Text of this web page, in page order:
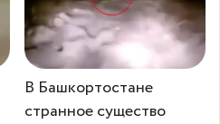
В Башкортостане
странное существо